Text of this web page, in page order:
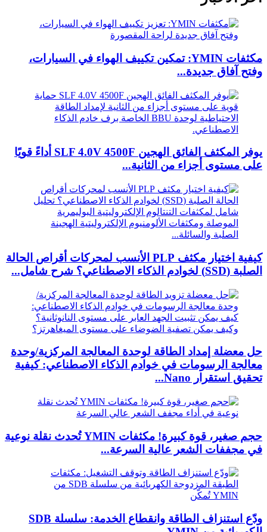
مكثفات YMIN: تمكين تكييف الهواء في السيارات،
وفتح آفاق جديدة...
يوفر المكثف الفائق الهجين SLF 4.0V 4500F أداءً قويًا
على مستوى أجزاء من الثانية...
كيفية اختيار مكثف PLP الأنسب لمحركات أقراص الحالة
الصلبة (SSD) لخوادم الذكاء الاصطناعي؟ شرح شامل...
حل معضلة إمداد الطاقة لوحدة المعالجة المركزية/وحدة
معالجة الرسومات في خوادم الذكاء الاصطناعي: كيفية
تحقيق استقرار Nano...
حجم صغير، قوة كبيرة! مكثفات YMIN تُحدث نقلة نوعية
في مجففات الشعر عالية السرعة...
ودّع استنزاف الطاقة وانقطاع الخدمة: سلسلة SDB